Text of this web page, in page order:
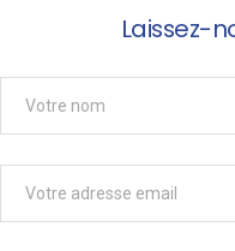
Laissez-